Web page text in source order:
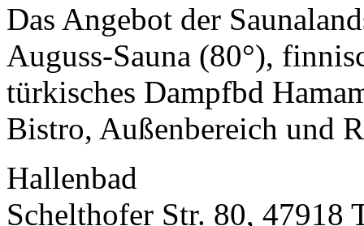
Das Angebot der
Auguss-Sauna (80°),
türkisches Dampfbd
Bistro, Außenbereich und
Hallenbad
Schelthofer Str. 80, 47918